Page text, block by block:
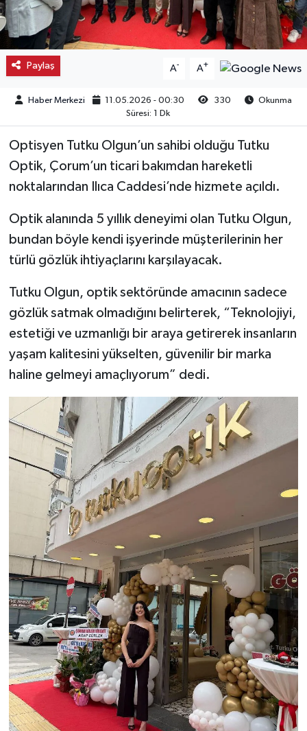
Paylaş A- A+
Haber Merkezi 11.05.2026 - 00:30 330
Okunma
Süresi: 1 Dk
Optisyen Tutku Olgun’un sahibi olduğu Tutku
Optik, Çorum’un ticari bakımdan hareketli
noktalarından Ilıca Caddesi’nde hizmete açıldı.
Optik alanında 5 yıllık deneyimi olan Tutku Olgun,
bundan böyle kendi işyerinde müşterilerinin her
türlü gözlük ihtiyaçlarını karşılayacak.
Tutku Olgun, optik sektöründe amacının sadece
gözlük satmak olmadığını belirterek, “Teknolojiyi,
estetiği ve uzmanlığı bir araya getirerek insanların
yaşam kalitesini yükselten, güvenilir bir marka
haline gelmeyi amaçlıyorum” dedi.
Kargı
Laçin
Mecitözü
Oğuzlar
Ortaköy
Sungurlu
Uğurludağ